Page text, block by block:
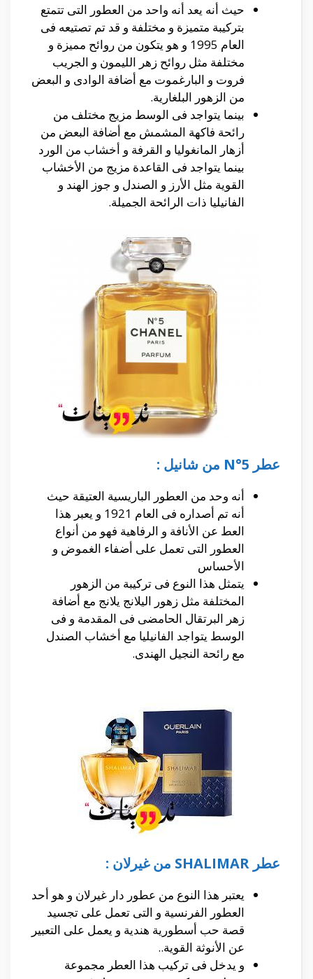
حيث أنه يعد أنه واحد من العطور التى تتمتع
بتركيبة متميزة و مختلفة و قد تم تصتيعه فى
العام 1995 و هو يتكون من روائح مميزة و
مختلفة مثل روائح زهر الليمون و الجريب
فروت و البارغموت مع أضافة الوادى و البعض
من الزهور البلغارية.
بينما يتواجد فى الوسط مزيج مختلف من
رائحة فاكهة المشمش مع أضافة البعض من
أزهار المانغوليا و القرفة و أخشاب من الورد
بينما يتواجد فى القاعدة مزيج من الأخشاب
القوية مثل الأرز و الصندل و جوز الهند و
الفانيليا ذات الرائحة الجميلة.
عطر N°5 من شانيل :
أنه تم أصداره فى العام 1921 و يعبر هذا
العط عن الأنافة و الرفاهية فهو من أنواع
العطور التى تعمل على أضفاء الغموض و
الأحساس
يتمثل هذا النوع فى تركيبة من الزهور
المختلفة مثل زهور اليلانج يلانج مع أضافة
زهر البرتقال الحامضى فى المقدمة و فى
الوسط يتواجد الفانيليا مع أخشاب الصندل
مع رائحة النجيل الهندى.
عطر SHALIMAR من غيرلان :
يعتبر هذا النوع من عطور دار غيرلان و هو أحد
العطور الفرنسية و التى تعمل على تجسيد
قصة حب أسطورية هندية و يعمل على التعبير
عن الأنوثة القوية..
و يدخل فى تركيب هذا العطر مجموعة